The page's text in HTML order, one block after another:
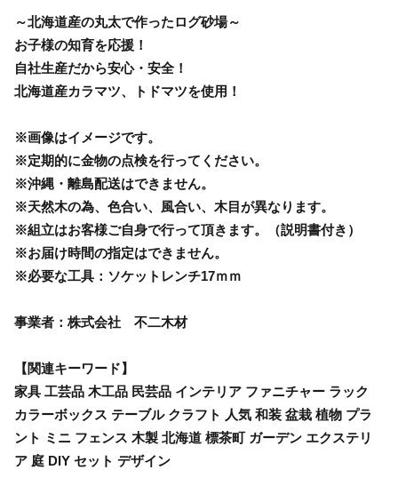
～北海道産の丸太で作ったログ砂場～
お子様の知育を応援！
自社生産だから安心・安全！
北海道産カラマツ、トドマツを使用！
※画像はイメージです。
※定期的に金物の点検を行ってください。
※沖縄・離島配送はできません。
※天然木の為、色合い、風合い、木目が異なります。
※組立はお客様ご自身で行って頂きます。（説明書付き）
※お届け時間の指定はできません。
※必要な工具：ソケットレンチ17ｍｍ
事業者：株式会社 不二木材
【関連キーワード】
家具 工芸品 木工品 民芸品 インテリア ファニチャー ラック
カラーボックス テーブル クラフト 人気 和装 盆栽 植物 プラ
ント ミニ フェンス 木製 北海道 標茶町 ガーデン エクステリ
ア 庭 DIY セット デザイン